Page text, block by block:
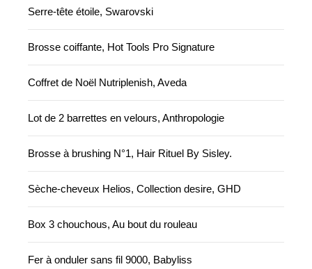
Serre-tête étoile, Swarovski
Brosse coiffante, Hot Tools Pro Signature
Coffret de Noël Nutriplenish, Aveda
Lot de 2 barrettes en velours, Anthropologie
Brosse à brushing N°1, Hair Rituel By Sisley.
Sèche-cheveux Helios, Collection desire, GHD
Box 3 chouchous, Au bout du rouleau
Fer à onduler sans fil 9000, Babyliss